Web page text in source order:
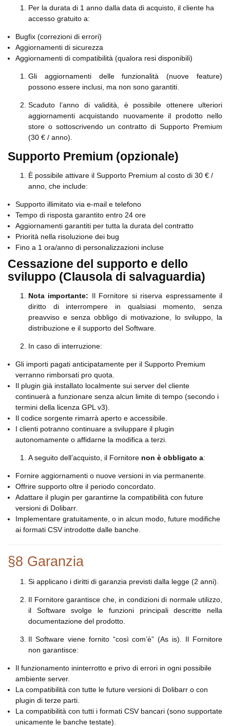
Per la durata di 1 anno dalla data di acquisto, il cliente ha
accesso gratuito a:
Bugfix (correzioni di errori)
Aggiornamenti di sicurezza
Aggiornamenti di compatibilità (qualora resi disponibili)
Gli aggiornamenti delle funzionalità (nuove feature)
possono essere inclusi, ma non sono garantiti.
Scaduto l’anno di validità, è possibile ottenere ulteriori
aggiornamenti acquistando nuovamente il prodotto nello
store o sottoscrivendo un contratto di Supporto Premium
(30 € / anno).
Supporto Premium (opzionale)
È possibile attivare il Supporto Premium al costo di 30 € /
anno, che include:
Supporto illimitato via e-mail e telefono
Tempo di risposta garantito entro 24 ore
Aggiornamenti garantiti per tutta la durata del contratto
Priorità nella risoluzione dei bug
Fino a 1 ora/anno di personalizzazioni incluse
Cessazione del supporto e dello
sviluppo (Clausola di salvaguardia)
Nota importante: Il Fornitore si riserva espressamente il
diritto di interrompere in qualsiasi momento, senza
preavviso e senza obbligo di motivazione, lo sviluppo, la
distribuzione e il supporto del Software.
In caso di interruzione:
Gli importi pagati anticipatamente per il Supporto Premium
verranno rimborsati pro quota.
Il plugin già installato localmente sui server del cliente
continuerà a funzionare senza alcun limite di tempo (secondo i
termini della licenza GPL v3).
Il codice sorgente rimarrà aperto e accessibile.
I clienti potranno continuare a sviluppare il plugin
autonomamente o affidarne la modifica a terzi.
A seguito dell’acquisto, il Fornitore non è obbligato a:
Fornire aggiornamenti o nuove versioni in via permanente.
Offrire supporto oltre il periodo concordato.
Adattare il plugin per garantirne la compatibilità con future
versioni di Dolibarr.
Implementare gratuitamente, o in alcun modo, future modifiche
ai formati CSV introdotte dalle banche.
§8 Garanzia
Si applicano i diritti di garanzia previsti dalla legge (2 anni).
Il Fornitore garantisce che, in condizioni di normale utilizzo,
il Software svolge le funzioni principali descritte nella
documentazione del prodotto.
Il Software viene fornito “così com’è” (As is). Il Fornitore
non garantisce:
Il funzionamento ininterrotto e privo di errori in ogni possibile
ambiente server.
La compatibilità con tutte le future versioni di Dolibarr o con
plugin di terze parti.
La compatibilità con tutti i formati CSV bancari (sono supportate
unicamente le banche testate).